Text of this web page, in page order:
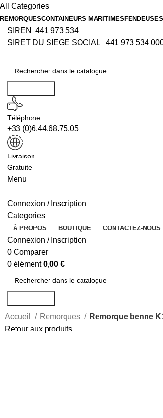
All Categories
REMORQUESCONTAINEURS MARITIMES
SIREN 441 973 534
SIRET DU SIEGE SOCIAL 441 973 534
Téléphone
+33 (0)6.44.68.75.05
Livraison
Gratuite
Menu
Connexion / Inscription
Categories
À PROPOS BOUTIQUE CONTACTEZ-NOUS
Connexion / Inscription
0 Comparer
0 élément 0,00 €
Accueil Remorques
Remorque benne
Retour aux produits